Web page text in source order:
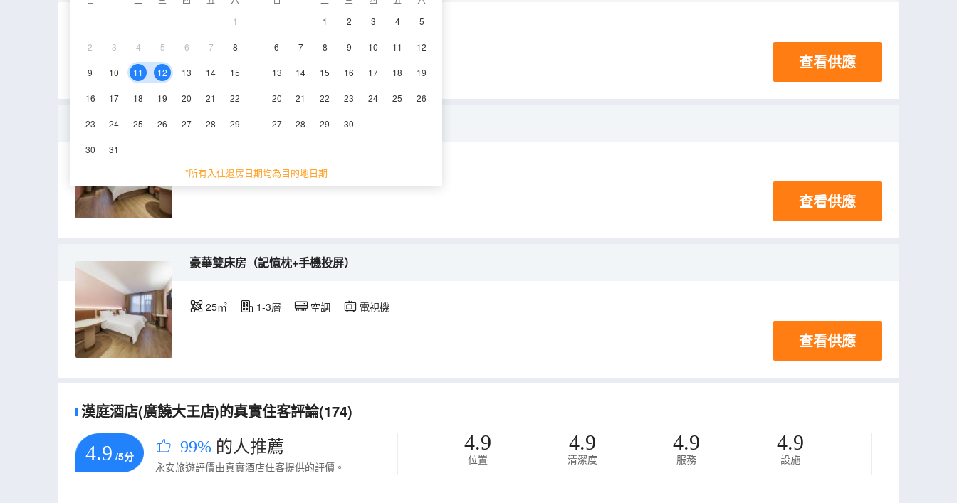
1
2 3 4 5 6 7 8
9 10 11 12 13 14 15
16 17 18 19 20 21 22
23 24 25 26 27 28 29
30 31
1
2 3 4 5
6 7 8 9 10 11 12
13 14 15 16 17 18 19
20 21 22 23 24 25 26
27 28 29 30
*所有入住退房日期均為目的地日期
空調 電視機
查看供應
豪華大床房（記憶枕+手機投屏）
23㎡ 1-3層 空調
查看供應
豪華雙床房（記憶枕+手機投屏）
25㎡ 1-3層 空調 電視機
查看供應
漢庭酒店(廣饒大王店)的真實住客評論(174)
4.9 /5分 99% 的人推薦
永安旅遊評價由真實酒店住客提供的評價。
4.9
位置
4.9
清潔度
4.9
服務
4.9
設施